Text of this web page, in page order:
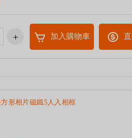
加入購物車
形相片磁鐵5人入相框